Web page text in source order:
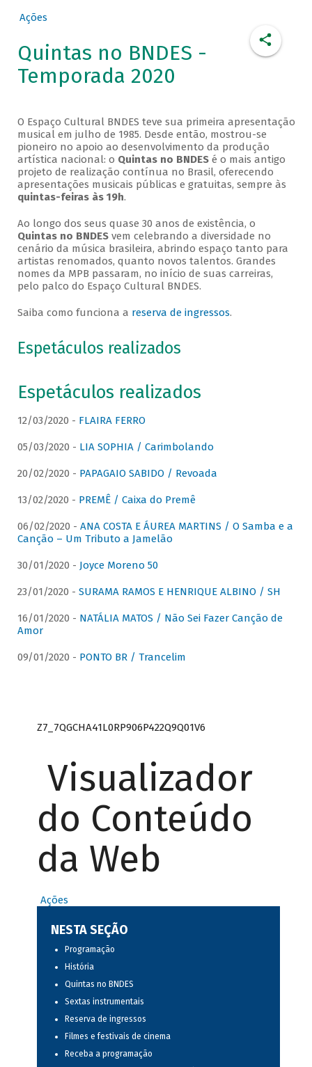
Ações
Quintas no BNDES -
Temporada 2020
O Espaço Cultural BNDES teve sua primeira apresentação
musical em julho de 1985. Desde então, mostrou-se
pioneiro no apoio ao desenvolvimento da produção
artística nacional: o Quintas no BNDESé o mais antigo
projeto de realização contínua no Brasil, oferecendo
apresentações musicais públicas e gratuitas, sempre às
quintas-feiras às 19h.
Ao longo dos seus quase 30 anos de existência, o
Quintas no BNDESvem celebrando a diversidade no
cenário da música brasileira, abrindo espaço tanto para
artistas renomados, quanto novos talentos. Grandes
nomes da MPB passaram, no início de suas carreiras,
pelo palco do Espaço Cultural BNDES.
Saiba como funciona a reserva de ingressos.
Espetáculos realizados
Espetáculos realizados
12/03/2020 - FLAIRA FERRO
05/03/2020 - LIA SOPHIA / Carimbolando
20/02/2020 - PAPAGAIO SABIDO / Revoada
13/02/2020 - PREMÊ / Caixa do Premê
06/02/2020 - ANA COSTA E ÁUREA MARTINS / O Samba e a
Canção – Um Tributo a Jamelão
30/01/2020 - Joyce Moreno 50
23/01/2020 - SURAMA RAMOS E HENRIQUE ALBINO / SH
16/01/2020 - NATÁLIA MATOS / Não Sei Fazer Canção de
Amor
09/01/2020 - PONTO BR / Trancelim
Z7_7QGCHA41L0RP906P422Q9Q01V6
Visualizador
do Conteúdo
da Web
Ações
NESTA SEÇÃO
Programação
História
Quintas no BNDES
Sextas instrumentais
Reserva de ingressos
Filmes e festivais de cinema
Receba a programação